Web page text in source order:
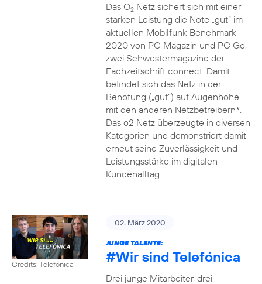
Das O2Netz sichert sich mit einer
starken Leistung die Note „gut“ im
aktuellen Mobilfunk Benchmark
2020 von PC Magazin und PC Go,
zwei Schwestermagazine der
Fachzeitschrift connect. Damit
befindet sich das Netz in der
Benotung („gut“) auf Augenhöhe
mit den anderen Netzbetreibern*.
Das o2 Netz überzeugte in diversen
Kategorien und demonstriert damit
erneut seine Zuverlässigkeit und
Leistungsstärke im digitalen
Kundenalltag.
Credits: Telefónica
02. März 2020
JUNGE TALENTE:
#Wirsind Telefónica
Drei junge Mitarbeiter, drei